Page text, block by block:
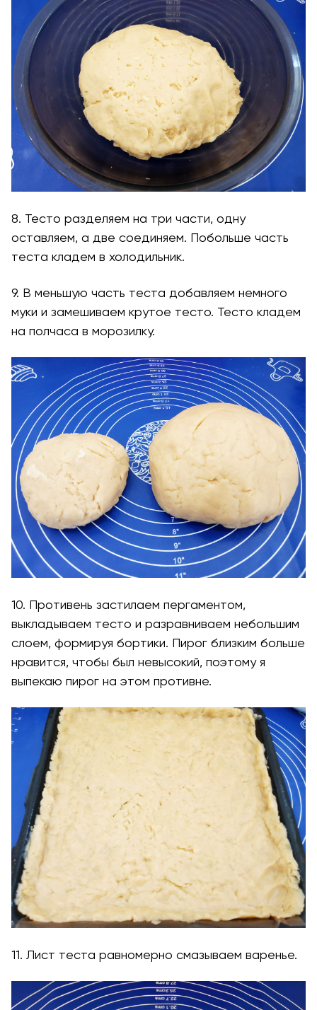
8. Тесто разделяем на три части, одну
оставляем, а две соединяем. Побольше часть
теста кладем в холодильник.
9. В меньшую часть теста добавляем немного
муки и замешиваем крутое тесто. Тесто кладем
на полчаса в морозилку.
10. Противень застилаем пергаментом,
выкладываем тесто и разравниваем небольшим
слоем, формируя бортики. Пирог близким больше
нравится, чтобы был невысокий, поэтому я
выпекаю пирог на этом противне.
11. Лист теста равномерно смазываем варенье.